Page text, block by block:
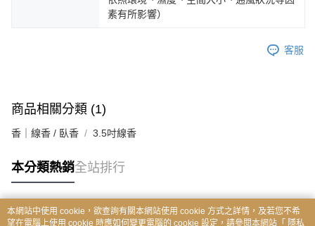
素有所影響）
客服
商品相關分類 (1)
香｜線香 / 臥香 3.5吋線香
本分類熱銷全站排行
熱門標籤
本網站中使用 cookie，欲查詢有關本網站使用 cookie 方式之詳情，及若您不希
望在電腦上使用 cookie 時應如何變更電腦的 cookie 設定，請參閱本網站「 隱私